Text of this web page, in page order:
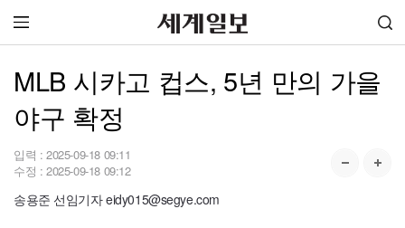
MLB 시카고 컵스, 5년 만의 가을
야구 확정
입력 : 2025-09-18 09:11
수정 : 2025-09-18 09:12
송용준 선임기자 eidy015@segye.com